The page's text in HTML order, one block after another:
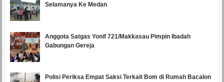
Selamanya Ke Medan
Anggota Satgas Yonif 721/Makkasau Pimpin Ibadah
Gabungan Gereja
Polisi Periksa Empat Saksi Terkait Bom di Rumah Bacalon